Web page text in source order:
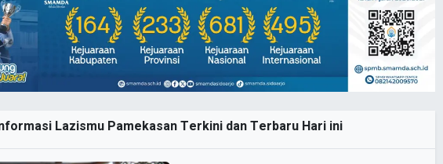
Lazismu Pamekasan Terkini dan Terbaru Hari ini